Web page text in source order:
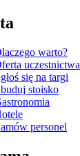
warto?
uczestnictwa
się na targi
stoisko
personel